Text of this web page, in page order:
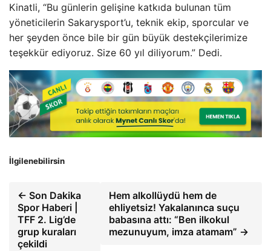
Kinatli, “Bu günlerin gelişine katkıda bulunan tüm
yöneticilerin Sakarysport’u, teknik ekip, sporcular ve
her şeyden önce bile bir gün büyük destekçilerimize
teşekkür ediyoruz. Size 60 yıl diliyorum.” Dedi.
İlgilenebilirsin
← Son Dakika
Spor Haberi |
TFF 2. Lig’de
grup kuraları
çekildi
Hem alkollüydü hem de
ehliyetsiz! Yakalanınca suçu
babasına attı: “Ben ilkokul
mezunuyum, imza atamam” →